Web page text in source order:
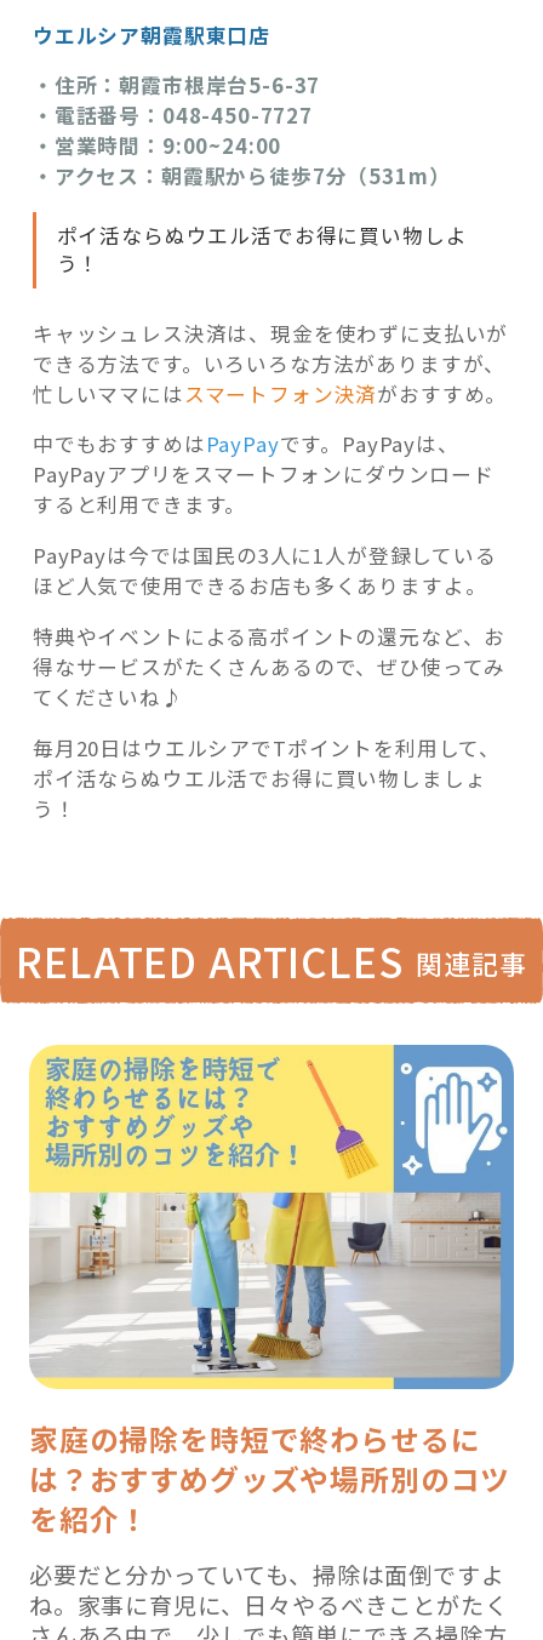
ウエルシア朝霞駅東口店
・住所：朝霞市根岸台5-6-37
・電話番号：048-450-7727
・営業時間：9:00~24:00
・アクセス：朝霞駅から徒歩7分（531m）
ポイ活ならぬウエル活でお得に買い物しよ
う！
キャッシュレス決済は、現金を使わずに支払いが
できる方法です。いろいろな方法がありますが、
忙しいママにはスマートフォン決済がおすすめ。
中でもおすすめはPayPayです。PayPayは、
PayPayアプリをスマートフォンにダウンロード
すると利用できます。
PayPayは今では国民の3人に1人が登録している
ほど人気で使用できるお店も多くありますよ。
特典やイベントによる高ポイントの還元など、お
得なサービスがたくさんあるので、ぜひ使ってみ
てくださいね♪
毎月20日はウエルシアでTポイントを利用して、
ポイ活ならぬウエル活でお得に買い物しましょ
う！
RELATED ARTICLES 関連記事
家庭の掃除を時短で終わらせるに
は？おすすめグッズや場所別のコツ
を紹介！
必要だと分かっていても、掃除は面倒ですよ
ね。家事に育児に、日々やるべきことがたく